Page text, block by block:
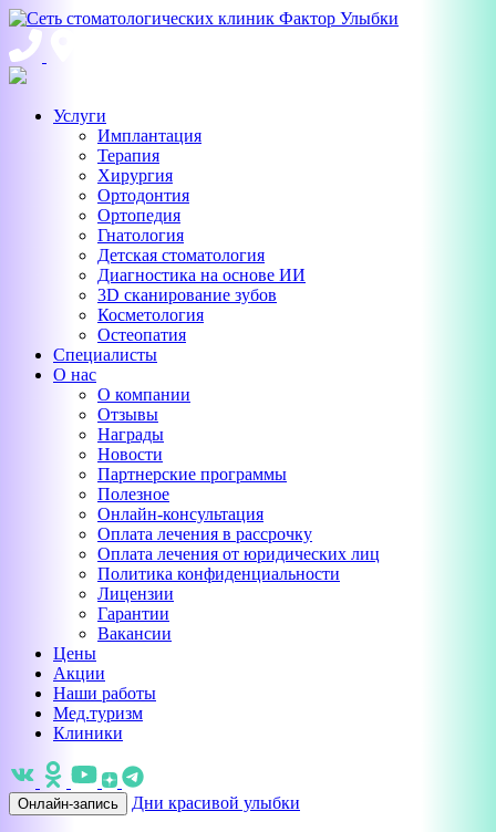
Услуги
Имплантация
Терапия
Хирургия
Ортодонтия
Ортопедия
Гнатология
Детская стоматология
Диагностика на основе ИИ
3D сканирование зубов
Косметология
Остеопатия
Специалисты
О нас
О компании
Отзывы
Награды
Новости
Партнерские программы
Полезное
Онлайн-консультация
Оплата лечения в рассрочку
Оплата лечения от юридических лиц
Политика конфиденциальности
Лицензии
Гарантии
Вакансии
Цены
Акции
Наши работы
Мед.туризм
Клиники
Онлайн-запись Дни красивой улыбки